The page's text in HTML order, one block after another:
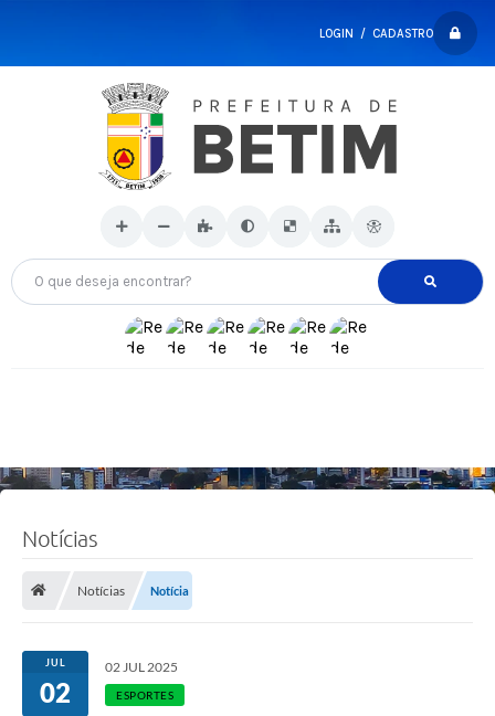
LOGIN / CADASTRO
O que deseja encontrar?
Notícias
Notícias Notícia
JUL
02
02 JUL 2025
ESPORTES